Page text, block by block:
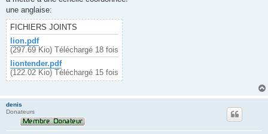
une anglaise:
FICHIERS JOINTS
lion.pdf
(297.69 Kio) Téléchargé 18 fois
liontender.pdf
(122.02 Kio) Téléchargé 15 fois
denis
Donateurs